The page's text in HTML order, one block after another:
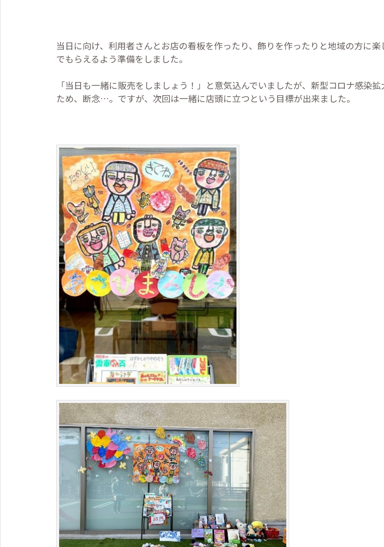
当日に向け、利用者さんとお店の看板を作ったり、飾りを作ったりと地域の方に楽
でもらえるよう準備をしました。
「当日も一緒に販売をしましょう！」と意気込んでいましたが、新型コロナ感染拡
ため、断念…。ですが、次回は一緒に店頭に立つという目標が出来ました。